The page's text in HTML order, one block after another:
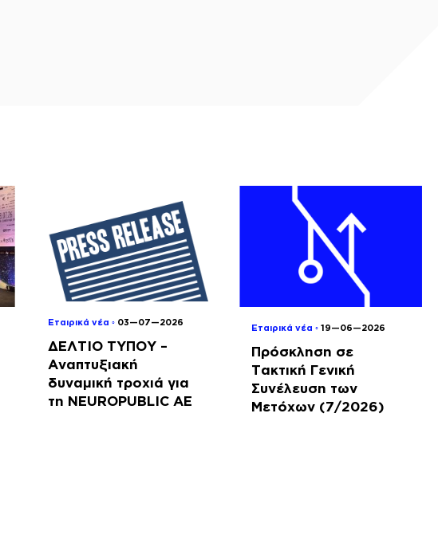
Εταιρικά νέα ◦ 03—07—2026
ΔΕΛΤΙΟ ΤΥΠΟΥ –
Αναπτυξιακή
δυναμική τροχιά για
τη NEUROPUBLIC ΑΕ
Εταιρικά νέα ◦19—06—2026
Πρόσκληση σε
Τακτική Γενική
Συνέλευση των
Μετόχων (7/2026)